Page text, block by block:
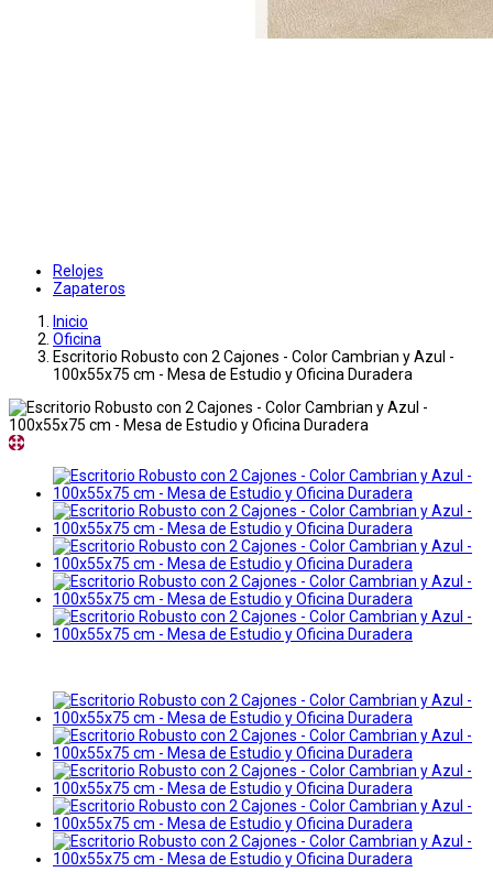
Relojes
Zapateros
Inicio
Oficina
Escritorio Robusto con 2 Cajones - Color Cambrian y Azul -
100x55x75 cm - Mesa de Estudio y Oficina Duradera